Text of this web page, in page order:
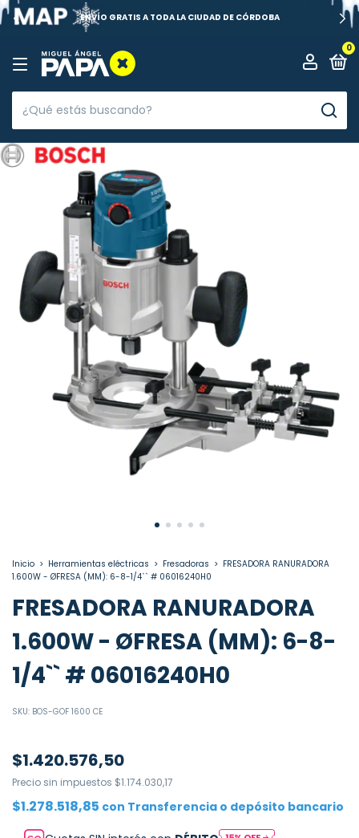
ENVÍO GRATIS A TODA LA CIUDAD DE CÓRDOBA
0
Inicio > Herramientas eléctricas > Fresadoras > FRESADORA RANURADORA
1.600W - ØFRESA (MM): 6-8-1/4`` # 06016240H0
FRESADORA RANURADORA
1.600W - ØFRESA (MM): 6-8-
1/4`` # 06016240H0
SKU: BOS-GOF 1600 CE
$1.420.576,50
Precio sin impuestos $1.174.030,17
$1.278.518,85 con Transferencia o depósito bancario